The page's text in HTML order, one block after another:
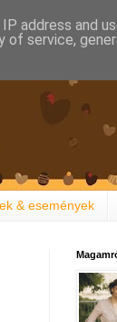
& események
address and
of service,